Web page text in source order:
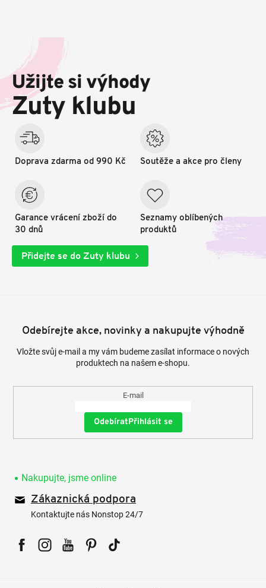
a
í
Užijte si výhody
Zuty klubu
Doprava zdarma od 990 Kč
Garance vrácení zboží do
30 dnů
Soutěže a akce pro členy
Seznamy oblíbených
produktů
Přidejte se do Zuty klubu
Odebírejte akce, novinky a nakupujte výhodně
Vložte svůj e-mail a my vám budeme zasílat informace o nových
produktech na našem e-shopu.
E-mail
Přihlásit se
Nakupujte, jsme online
Zákaznická podpora
Kontaktujte nás Nonstop 24/7